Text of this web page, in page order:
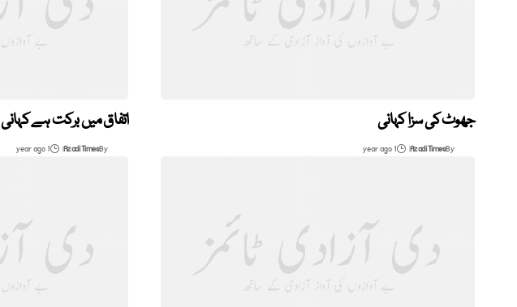
جھوٹ کی سزا کہانی
By
Azadi Times
1 year ago
اتفاق میں برکت ہے کہانی
By
Azadi Times
1 year ago